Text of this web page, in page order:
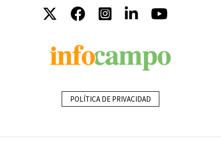
POLÍTICA DE PRIVACIDAD